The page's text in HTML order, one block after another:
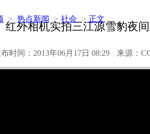
> 热点新闻 > 社会 > 正文
红外相机实拍三江源雪豹夜
时间：2013年06月17日 08:29 来源：